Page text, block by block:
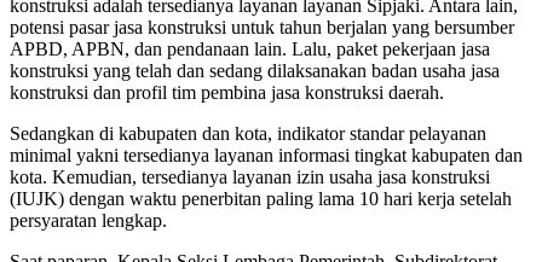
konstruksi adalah tersedianya layanan layanan Sipjaki. Antara lain,
potensi pasar jasa konstruksi untuk tahun berjalan yang bersumber
APBD, APBN, dan pendanaan lain. Lalu, paket pekerjaan jasa
konstruksi yang telah dan sedang dilaksanakan badan usaha jasa
konstruksi dan profil tim pembina jasa konstruksi daerah.
Sedangkan di kabupaten dan kota, indikator standar pelayanan
minimal yakni tersedianya layanan informasi tingkat kabupaten dan
kota. Kemudian, tersedianya layanan izin usaha jasa konstruksi
(IUJK) dengan waktu penerbitan paling lama 10 hari kerja setelah
persyaratan lengkap.